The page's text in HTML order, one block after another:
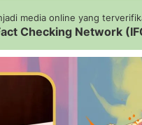
media online yang
Checking Network